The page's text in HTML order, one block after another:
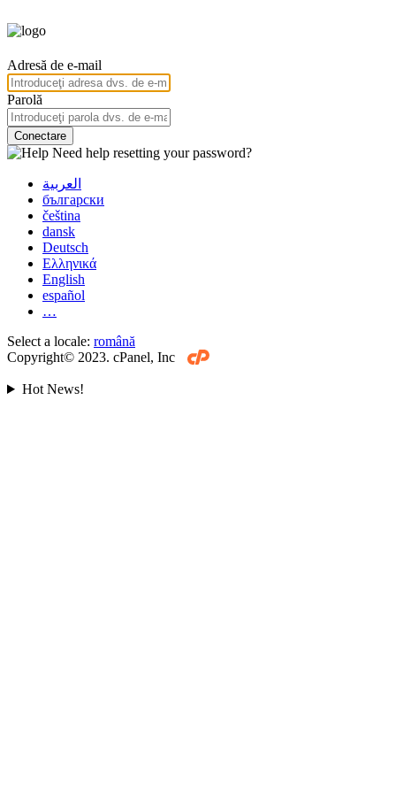
Adresă de e-mail
Parolă
Conectare
Need help resetting your password?
العربية
български
čeština
dansk
Deutsch
Ελληνικά
English
español
…
Select a locale: română
Copyright© 2023. cPanel, Inc
Hot News!